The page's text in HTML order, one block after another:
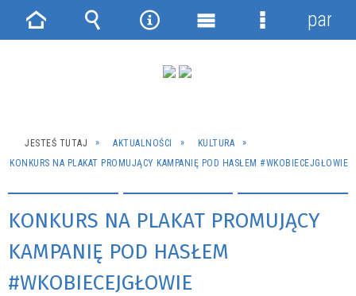
JESTEŚ TUTAJ AKTUALNOŚCI
KULTURA
KONKURS NA PLAKAT PROMUJĄCY KAMPANIĘ POD HASŁEM #WKOBIECEJGŁOWIE
KONKURS NA PLAKAT PROMUJĄCY
KAMPANIĘ POD HASŁEM
#WKOBIECEJGŁOWIE
Strona Wyszukiwarka
NarzędziaMenu
Menu
panel